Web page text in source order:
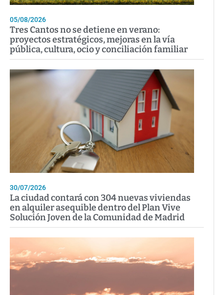
05/08/2026
Tres Cantos no se detiene en verano:
proyectos estratégicos, mejoras en la vía
pública, cultura, ocio y conciliación familiar
30/07/2026
La ciudad contará con 304 nuevas viviendas
en alquiler asequible dentro del Plan Vive
Solución Joven de la Comunidad de Madrid